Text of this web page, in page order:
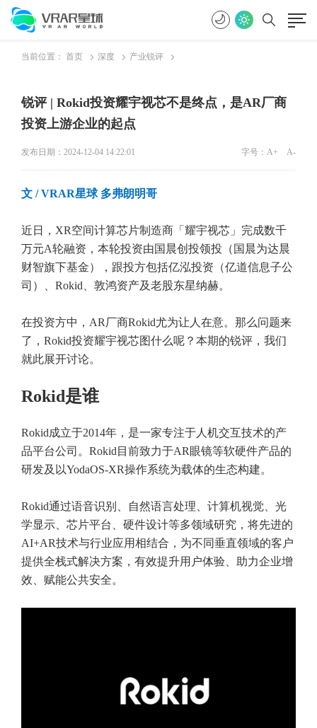
当前位置： 首页 深度 产业锐评
锐评 | Rokid投资耀宇视芯不是终点，是AR厂商
投资上游企业的起点
发布日期：2024-12-04 14:22:01 字号： A+ A-
文 / VRAR星球 多弗朗明哥
近日，XR空间计算芯片制造商「耀宇视芯」完成数千
万元A轮融资，本轮投资由国晨创投领投（国晨为达晨
财智旗下基金），跟投方包括亿泓投资（亿道信息子公
司）、Rokid、敦鸿资产及老股东星纳赫。
在投资方中，AR厂商Rokid尤为让人在意。那么问题来
了，Rokid投资耀宇视芯图什么呢？本期的锐评，我们
就此展开讨论。
Rokid是谁
Rokid成立于2014年，是一家专注于人机交互技术的产
品平台公司。Rokid目前致力于AR眼镜等软硬件产品的
研发及以YodaOS-XR操作系统为载体的生态构建。
Rokid通过语音识别、自然语言处理、计算机视觉、光
学显示、芯片平台、硬件设计等多领域研究，将先进的
AI+AR技术与行业应用相结合，为不同垂直领域的客户
提供全栈式解决方案，有效提升用户体验、助力企业增
效、赋能公共安全。